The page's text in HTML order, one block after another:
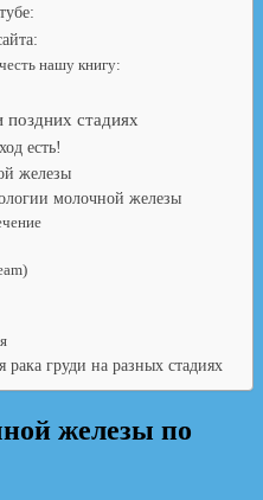
нашу книгу:
стадиях
есть!
железы
молочной железы
рака груди на разных стадиях
железы по